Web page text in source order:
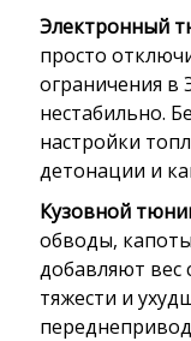
Электронный
просто
ограничения в
нестабильно.
настройки
детонации и
Кузовной
обводы,
добавляют вес
тяжести и